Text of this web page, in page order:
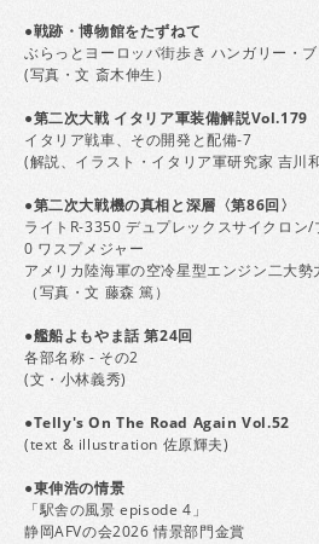
●戦跡・博物館をたずねて
ぶらっとヨーロッパ街歩き ハンガリー・ブ
(写真・文 斎木伸生）
●第二次大戦 イタリア軍装備解説Vol.179
イタリア戦車、その開発と配備-7
(解説、イラスト・イタリア軍研究家 吉川
●第二次大戦機の真相と深層〈第86回〉
ライトR-3350 デュプレックスサイクロン
0 ワスプメジャー
アメリカ陸海軍の空冷星型エンジン二大
（写真・文 藤森 篤）
●艦船よもやま話 第24回
各部名称 - その2
(文・小林義秀)
●Telly's On The Road Again Vol.52
(text & illustration 佐原輝夫)
●東伸浩の情景
「駅舎の風景 episode 4」
静岡AFVの会2026 情景部門金賞